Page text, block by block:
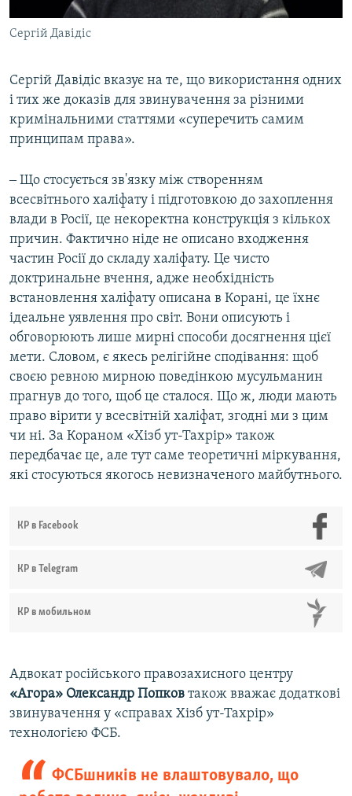
Сергій Давідіс
Сергій Давідіс вказує на те, що використання одних
і тих же доказів для звинувачення за різними
кримінальними статтями «суперечить самим
принципам права».
‒ Що стосується зв'язку між створенням
всесвітнього халіфату і підготовкою до захоплення
влади в Росії, це некоректна конструкція з кількох
причин. Фактично ніде не описано входження
частин Росії до складу халіфату. Це чисто
доктринальне вчення, адже необхідність
встановлення халіфату описана в Корані, це їхнє
ідеальне уявлення про світ. Вони описують і
обговорюють лише мирні способи досягнення цієї
мети. Словом, є якесь релігійне сподівання: щоб
своєю ревною мирною поведінкою мусульманин
прагнув до того, щоб це сталося. Що ж, люди мають
право вірити у всесвітній халіфат, згодні ми з цим
чи ні. За Кораном «Хізб ут-Тахрір» також
передбачає це, але тут саме теоретичні міркування,
які стосуються якогось невизначеного майбутнього.
КР в Facebook
КР в Telegram
КР в мобильном
Адвокат російського правозахисного центру
«Агора» Олександр Попков також вважає додаткові
звинувачення у «справах Хізб ут-Тахрір»
технологією ФСБ.
ФСБшників не влаштовувало, що